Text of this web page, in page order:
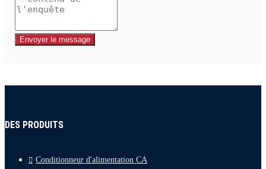
Envoyer le message
DES PRODUITS
Conditionneur d'alimentation CA